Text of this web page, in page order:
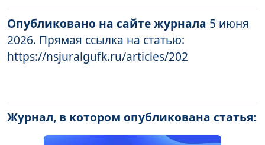
Опубликовано на сайте журнала 5 июня
2026. Прямая ссылка на статью:
https://nsjuralgufk.ru/articles/202
Журнал, в котором опубликована статья: